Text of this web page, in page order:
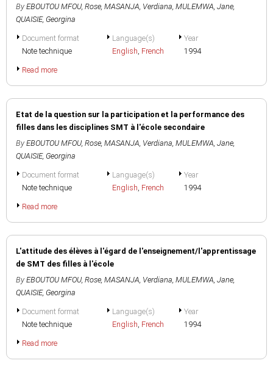
By EBOUTOU MFOU, Rose, MASANJA, Verdiana, MULEMWA, Jane,
QUAISIE, Georgina
Document format
Note technique
Language(s)
English, French
Year
1994
Read more
Etat de la question sur la participation et la performance des
filles dans les disciplines SMT à l'école secondaire
By EBOUTOU MFOU, Rose, MASANJA, Verdiana, MULEMWA, Jane,
QUAISIE, Georgina
Document format
Note technique
Language(s)
English, French
Year
1994
Read more
L'attitude des élèves à l'égard de l'enseignement/l'apprentissage
de SMT des filles à l'école
By EBOUTOU MFOU, Rose, MASANJA, Verdiana, MULEMWA, Jane,
QUAISIE, Georgina
Document format
Note technique
Language(s)
English, French
Year
1994
Read more